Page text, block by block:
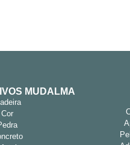
MUDALMA
Cor